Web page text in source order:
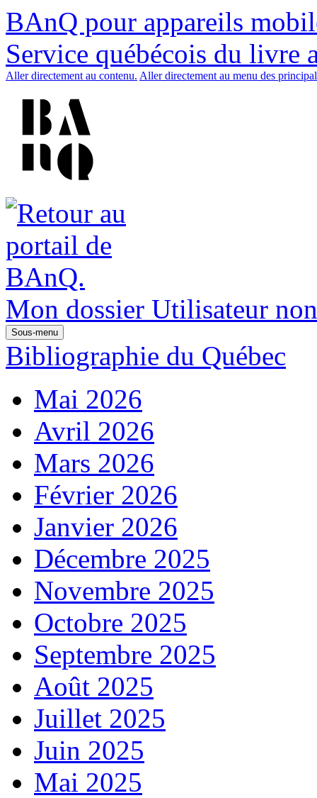
BAnQ pour appareils
Service québécois du livre
Aller directement au contenu. Aller directement au menu des
Mon dossier Utilisateur
Sous-menu
Bibliographie du Québec
Mai 2026
Avril 2026
Mars 2026
Février 2026
Janvier 2026
Décembre 2025
Novembre 2025
Octobre 2025
Septembre 2025
Août 2025
Juillet 2025
Juin 2025
Mai 2025